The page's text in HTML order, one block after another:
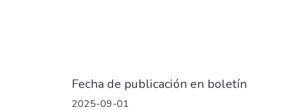
Fecha de publicación en boletín
2025-09-01